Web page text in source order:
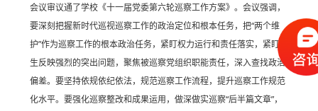
会议审议通了学校《十一届党委第六轮巡察工作方案》。会议强调，
要深刻把握新时代巡视巡察工作的政治定位和根本任务，把“两个维
护”作为巡察工作的根本政治任务，紧盯权力运行和责任落实，紧盯师
生反映强烈的突出问题，聚焦被巡察党组织职能责任，深入查找政治
偏差。要坚持依规依纪依法，规范巡察工作流程，提升巡察工作规范
化水平。要强化巡察整改和成果运用，做深做实巡察“后半篇文章”，